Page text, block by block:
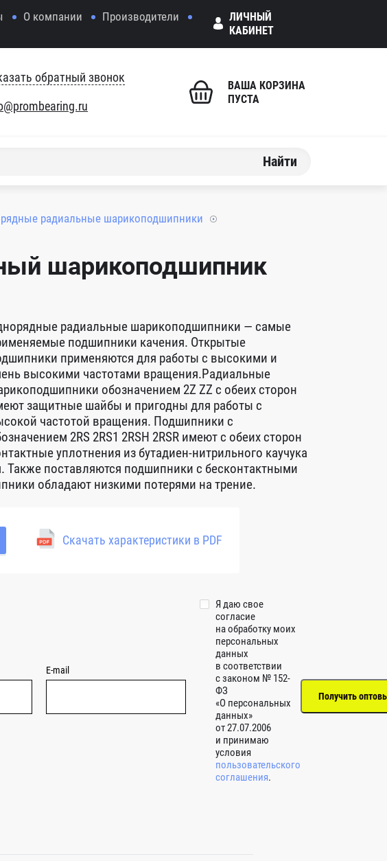
О компании
Производители
ЛИЧНЫЙ
КАБИНЕТ
обратный звонок
ВАША КОРЗИНА
ПУСТА
Найти
радиальные шарикоподшипники
шарикоподшипник
радиальные шарикоподшипники — самые
подшипники качения. Открытые
применяются для работы с высокими и
высокими частотами вращения.Радиальные
обозначением 2Z ZZ с обеих сторон
защитные шайбы и пригодны для работы с
частотой вращения. Подшипники с
2RS 2RS1 2RSH 2RSR имеют с обеих сторон
уплотнения из бутадиен-нитрильного каучука
Также поставляются подшипники с бесконтактными
обладают низкими потерями на трение.
Скачать характеристики в PDF
E-mail
Я даю свое
согласие
на обработку моих
персональных
данных
в соответствии
с законом № 152-
ФЗ
«О персональных
данных»
от 27.07.2006
и принимаю
условия
пользовательского
соглашения.